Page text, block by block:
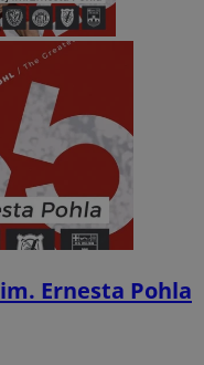
Ernesta Pohla